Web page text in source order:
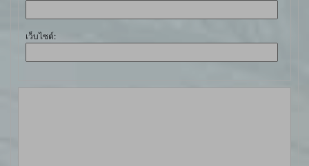
เว็บไซต์: